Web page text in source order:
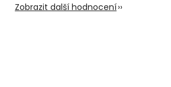
Zobrazit další hodnocení